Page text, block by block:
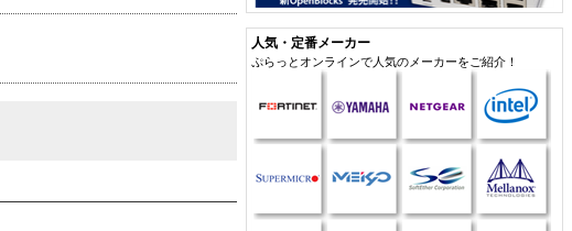
人気・定番メーカー
ぷらっとオンラインで人気のメーカーをご紹介！